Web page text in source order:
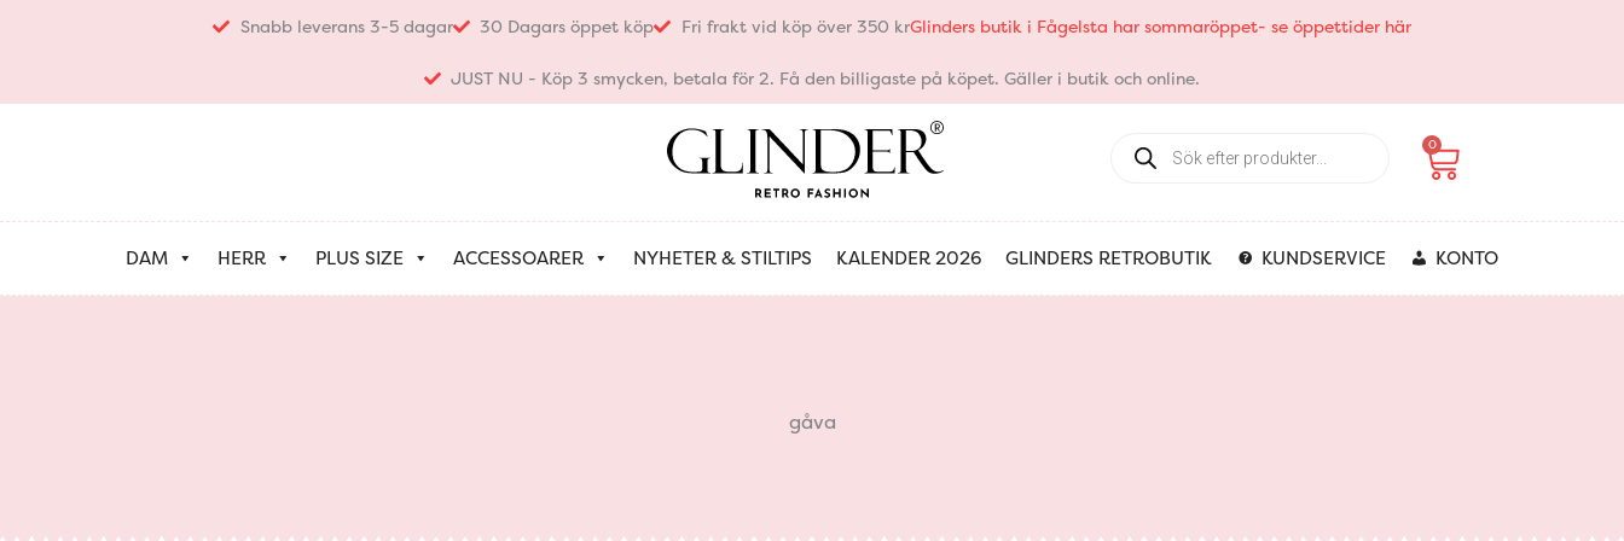
Snabb leverans 3-5 dagar 30 Dagars öppet köp Fri frakt vid köp över 350 krGlinders butik i Fågelsta har sommaröppet- se öppettider här
JUST NU - Köp 3 smycken, betala för 2. Få den billigaste på köpet. Gäller i butik och online.
search
0
Varukorg
DAM HERR PLUS SIZE ACCESSOARER NYHETER & STILTIPS KALENDER 2026 GLINDERS RETROBUTIK KUNDSERVICE KONTO
gåva